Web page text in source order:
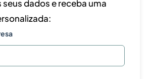
seus dados e receba uma